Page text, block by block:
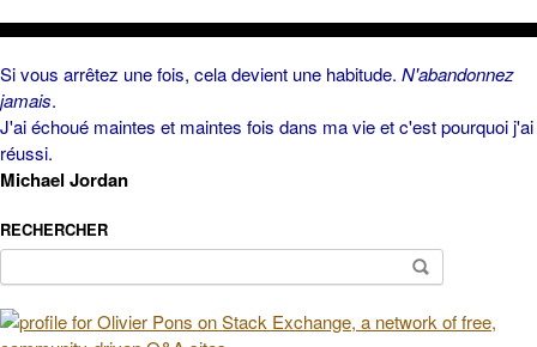
Si vous arrêtez une fois, cela devient une habitude. N'abandonnez
jamais.
J'ai échoué maintes et maintes fois dans ma vie et c'est pourquoi j'ai
réussi.
Michael Jordan
RECHERCHER